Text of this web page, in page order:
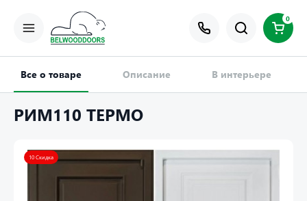
0
Все о товаре Описание В интерьере
РИМ110 ТЕРМО
10 Скидка